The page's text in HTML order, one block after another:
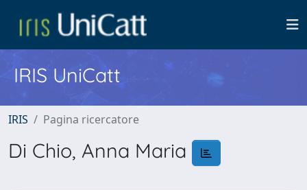
IRIS UniCatt
IRIS Pagina ricercatore
Di Chio, Anna Maria